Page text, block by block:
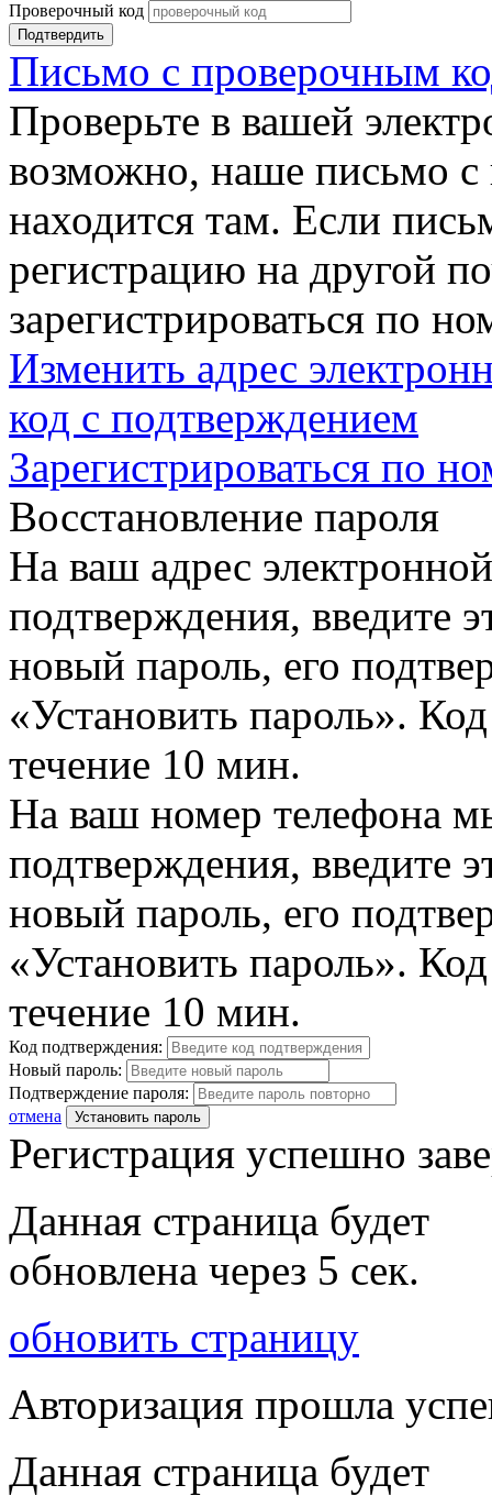
Проверочный код
Подтвердить
Письмо с проверочным
Проверьте в вашей
возможно, наше письмо с
находится там. Если
регистрацию на другой
зарегистрироваться по
Изменить адрес
код с подтверждением
Зарегистрироваться по
Восстановление пароля
На ваш адрес
подтверждения, введите
новый пароль, его
«Установить пароль».
течение 10 мин.
На ваш номер телефона
подтверждения, введите
новый пароль, его
«Установить пароль».
течение 10 мин.
Код подтверждения:
Новый пароль:
Подтверждение пароля:
отмена
Установить пароль
Регистрация успешно
Данная страница будет
обновлена через 5 сек.
обновить страницу
Авторизация прошла
Данная страница будет